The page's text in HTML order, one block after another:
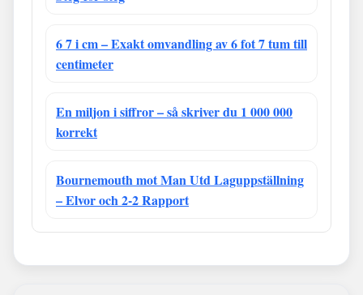
6 7 i cm – Exakt omvandling av 6 fot 7 tum till
centimeter
En miljon i siffror – så skriver du 1 000 000
korrekt
Bournemouth mot Man Utd Laguppställning
– Elvor och 2-2 Rapport